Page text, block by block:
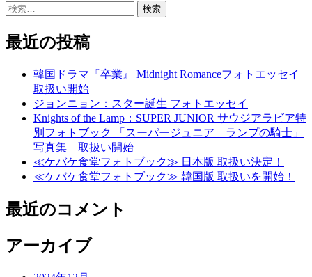
検
最近の投稿
韓国ドラマ『卒業』 Midnight Romanceフォトエッセイ
取扱い開始
ジョンニョン：スター誕生 フォトエッセイ
Knights of the Lamp：SUPER JUNIOR サウジアラビア特
別フォトブック 「スーパージュニア ランプの騎士」
写真集 取扱い開始
≪ケバケ食堂フォトブック≫ 日本版 取扱い決定！
≪ケバケ食堂フォトブック≫ 韓国版 取扱いを開始！
最近のコメント
アーカイブ